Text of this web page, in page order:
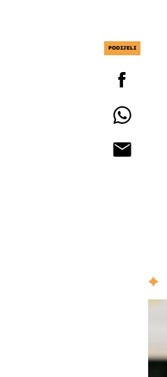
PODIJELI